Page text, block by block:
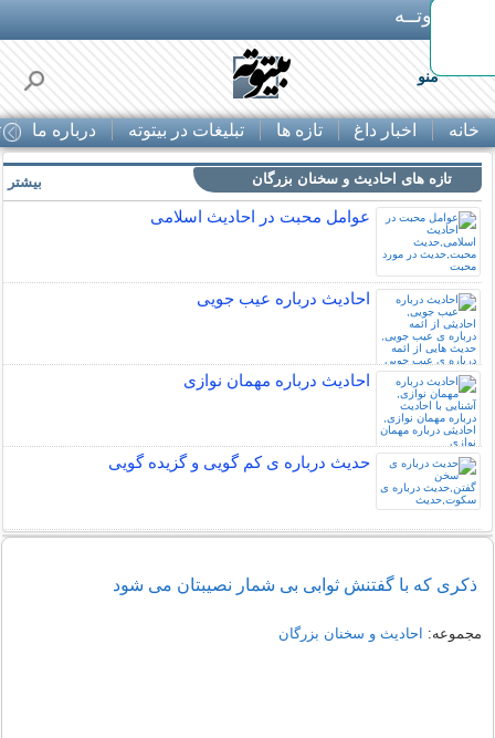
بـیتوتــه
منو
خانه اخبار داغ تازه ها تبلیغات در بیتوته درباره ما
تازه های احادیث و سخنان بزرگان
عوامل محبت در احادیث اسلامى
احادیث درباره عیب جویی
احادیث درباره مهمان نوازی
حدیث درباره ی کم گویی و گزیده گویی
بیشتر
ذکری که با گفتنش ثوابی بی شمار نصیبتان می شود
مجموعه: احادیث و سخنان بزرگان